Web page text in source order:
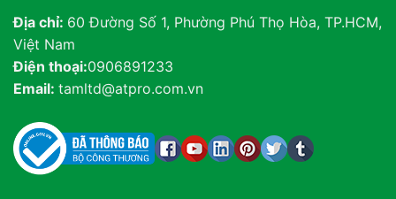
Địa chỉ: 60 Đường Số 1, Phường Phú Thọ Hòa, TP.HCM,
Việt Nam
Điện thoại:0906891233
Email: tamltd@atpro.com.vn